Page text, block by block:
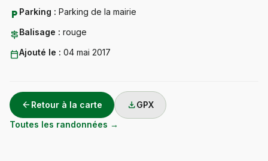
local_parking Parking : Parking de la mairie
signpostBalisage : rouge
calendar_todayAjouté le : 04 mai 2017
arrow_back Retour à la carte downloadGPX
Toutes les randonnées →